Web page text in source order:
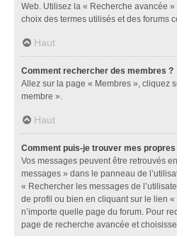
Web. Utilisez la « Recherche avancée
choix des termes utilisés et des forums
Haut
Comment rechercher des membres ?
Allez sur la page « Membres », cliquez
membre ».
Haut
Comment puis-je trouver mes
Vos messages peuvent être retrouvés
messages » dans le panneau de
« Rechercher les messages de
de profil ou bien en cliquant sur le lien
n’importe quelle page du forum. Pour
page de recherche avancée et